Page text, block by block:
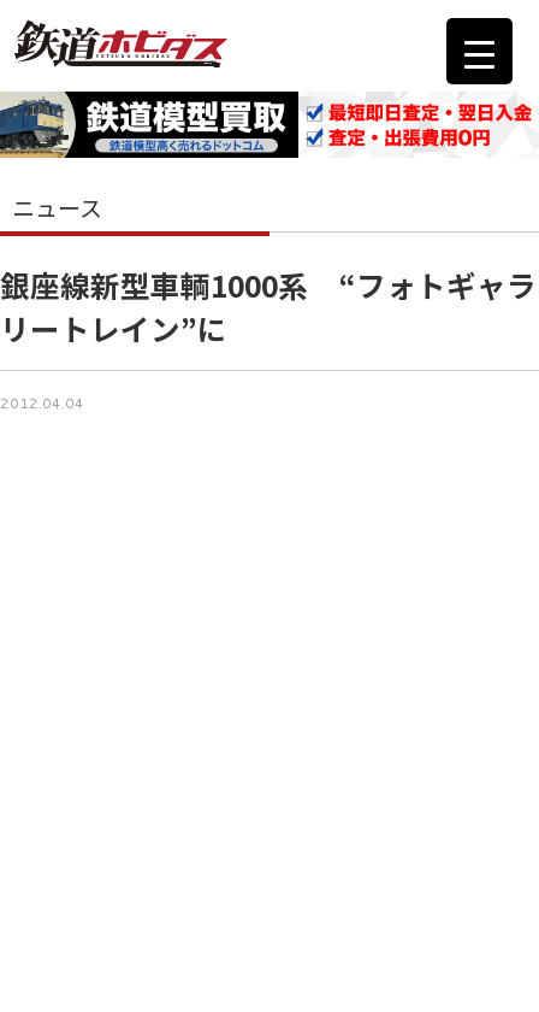
ニュース
銀座線新型車輌1000系 “フォトギャラ
リートレイン”に
2012.04.04